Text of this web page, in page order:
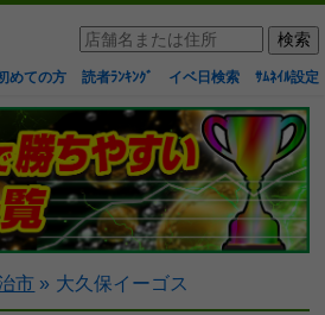
めての方 読者ﾗﾝｷﾝｸﾞ イベ日検索 ｻﾑﾈｲﾙ設定
市 » 大久保イーゴス